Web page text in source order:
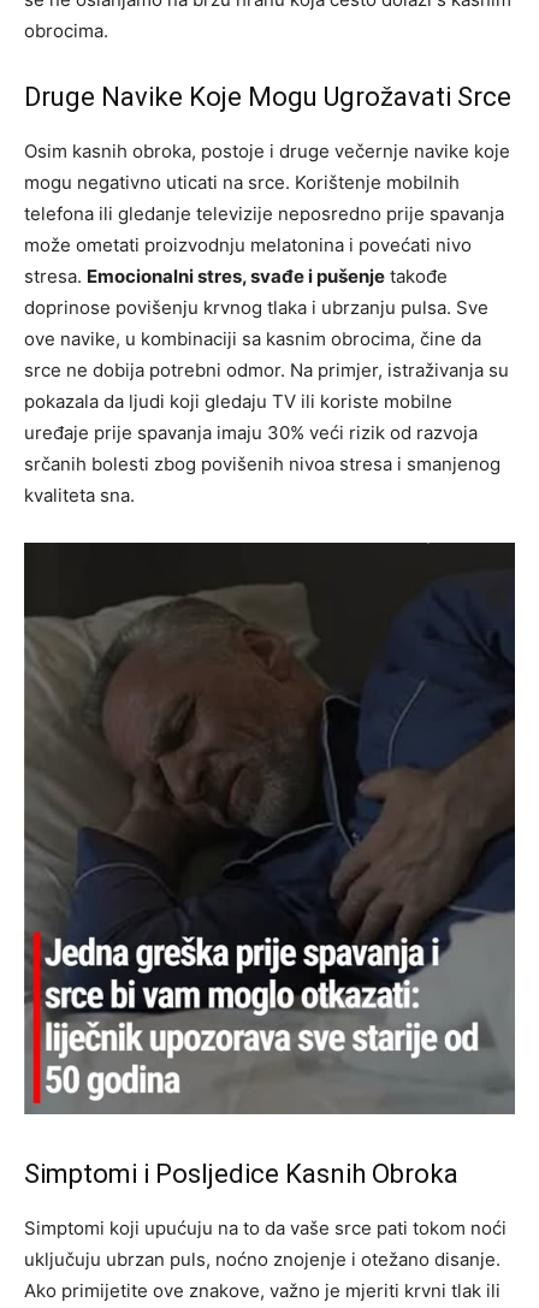
obrocima.
Druge Navike Koje Mogu Ugrožavati Srce
Osim kasnih obroka, postoje i druge večernje navike koje
mogu negativno uticati na srce. Korištenje mobilnih
telefona ili gledanje televizije neposredno prije spavanja
može ometati proizvodnju melatonina i povećati nivo
stresa. Emocionalni stres, svađe i pušenje takođe
doprinose povišenju krvnog tlaka i ubrzanju pulsa. Sve
ove navike, u kombinaciji sa kasnim obrocima, čine da
srce ne dobija potrebni odmor. Na primjer, istraživanja su
pokazala da ljudi koji gledaju TV ili koriste mobilne
uređaje prije spavanja imaju 30% veći rizik od razvoja
srčanih bolesti zbog povišenih nivoa stresa i smanjenog
kvaliteta sna.
Simptomi i Posljedice Kasnih Obroka
Simptomi koji upućuju na to da vaše srce pati tokom noći
uključuju ubrzan puls, noćno znojenje i otežano disanje.
Ako primijetite ove znakove, važno je mjeriti krvni tlak ili